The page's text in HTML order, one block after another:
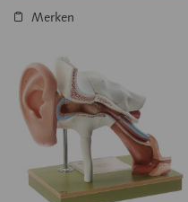
Merken